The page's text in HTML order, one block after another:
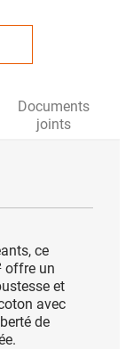
Documents
joints
ce
offre un
et
avec
de